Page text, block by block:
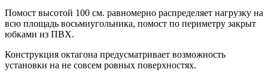
Помост высотой 100 см. равномерно распределяет нагрузку на
всю площадь восьмиугольника, помост по периметру закрыт
юбками из ПВХ.
Конструкция октагона предусматривает возможность
установки на не совсем ровных поверхностях.